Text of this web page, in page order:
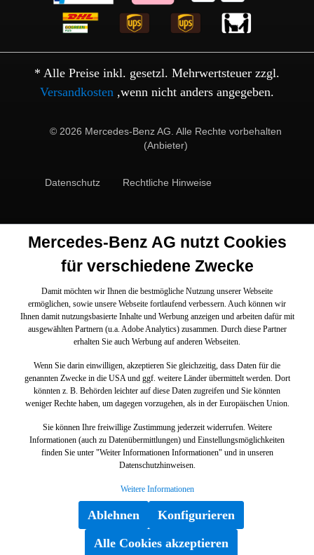
* Alle Preise inkl. gesetzl. Mehrwertsteuer zzgl.
Versandkosten ,wenn nicht anders angegeben.
© 2026 Mercedes-Benz AG. Alle Rechte vorbehalten
(Anbieter)
Datenschutz Rechtliche Hinweise
Mercedes-Benz AG nutzt Cookies
für verschiedene Zwecke
Damit möchten wir Ihnen die bestmögliche Nutzung unserer Webseite
ermöglichen, sowie unsere Webseite fortlaufend verbessern. Auch können wir
Ihnen damit nutzungsbasierte Inhalte und Werbung anzeigen und arbeiten dafür mit
ausgewählten Partnern (u.a. Adobe Analytics) zusammen. Durch diese Partner
erhalten Sie auch Werbung auf anderen Webseiten.
Wenn Sie darin einwilligen, akzeptieren Sie gleichzeitig, dass Daten für die
genannten Zwecke in die USA und ggf. weitere Länder übermittelt werden. Dort
könnten z. B. Behörden leichter auf diese Daten zugreifen und Sie könnten
weniger Rechte haben, um dagegen vorzugehen, als in der Europäischen Union.
Sie können Ihre freiwillige Zustimmung jederzeit widerrufen. Weitere
Informationen (auch zu Datenübermittlungen) und Einstellungsmöglichkeiten
finden Sie unter "Weiter Informationen Informationen" und in unseren
Datenschutzhinweisen.
Weitere Informationen
Ablehnen
Konfigurieren
Alle Cookies akzeptieren